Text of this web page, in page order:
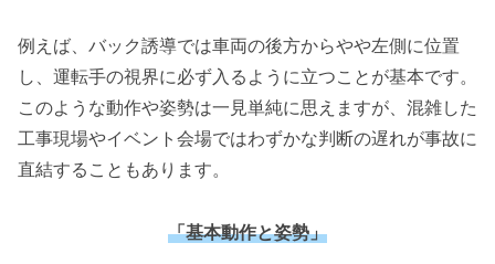
例えば、バック誘導では車両の後方からやや左側に位置
し、運転手の視界に必ず入るように立つことが基本です。
このような動作や姿勢は一見単純に思えますが、混雑した
工事現場やイベント会場ではわずかな判断の遅れが事故に
直結することもあります。
「基本動作と姿勢」